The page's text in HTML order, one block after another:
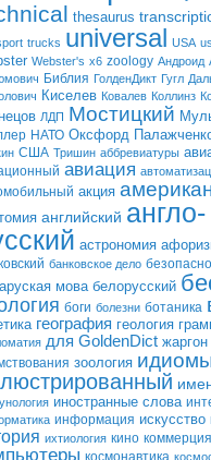
thesaurus
trucks universal USA
Webster's x6 zoology Андроид
Библия ГолденДикт Гугл
Киселев Ковалев Коллинз
ЛДП Мостицкий
НАТО Оксфорд
США Тришин аббревиатуры
авиация
акция
английский англо-
астрономия
банковское дело
мова белорусский
боги болезни ботаника
география геология
для GoldenDict жаргон
зоология
иностранные слова
информация искусство
ихтиология кино коммерция
космонавтика